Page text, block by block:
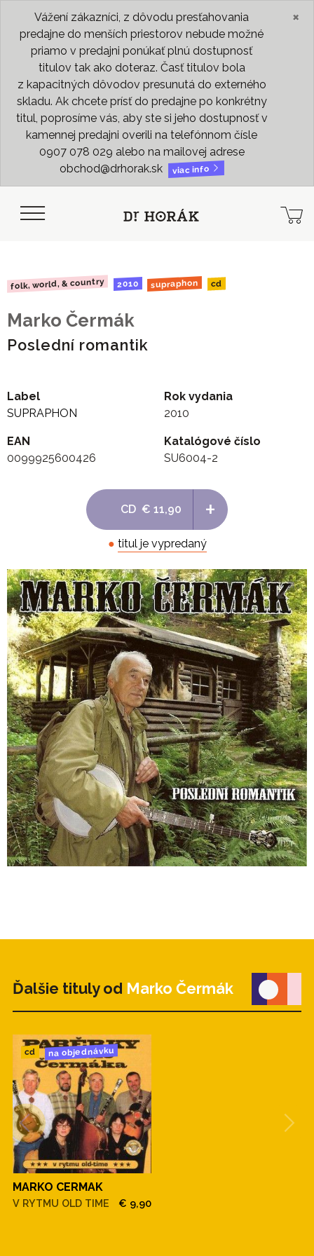
Vážení zákazníci, z dôvodu presťahovania
predajne do menších priestorov nebude možné
priamo v predajni ponúkať plnú dostupnosť
titulov tak ako doteraz. Časť titulov bola
z kapacitných dôvodov presunutá do externého
skladu. Ak chcete prísť do predajne po konkrétny
titul, poprosíme vás, aby ste si jeho dostupnosť v
kamennej predajni overili na telefónnom čísle
0907 078 029 alebo na mailovej adrese
obchod@drhorak.sk
viac info
×
folk, world, & country 2010 supraphon cd
Marko Čermák
Poslední romantik
Label
SUPRAPHON
Rok vydania
2010
EAN
0099925600426
Katalógové číslo
SU6004-2
CD € 11,90 +
● titul je vypredaný
Ďalšie tituly od Marko Čermák
cd na objednávku
MARKO CERMAK
V RYTMU OLD TIME € 9,90